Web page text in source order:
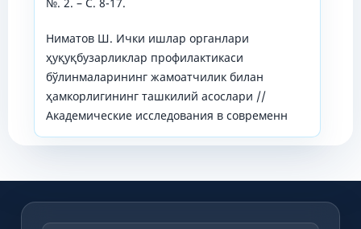
Ниматов Ш. Ички ишлар органлари
ҳуқуқбузарликлар профилактикаси
бўлинмаларининг жамоатчилик билан
ҳамкорлигининг ташкилий асослари //
Академические исследования в современн